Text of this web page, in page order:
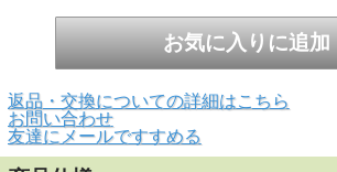
返品・交換についての詳細はこちら
お問い合わせ
友達にメールですすめる